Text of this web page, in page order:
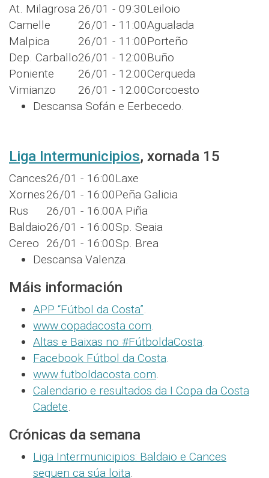
At. Milagrosa 26/01 - 09:30Leiloio
Camelle
26/01 - 11:00Agualada
Malpica
26/01 - 11:00Porteño
Dep. Carballo26/01 - 12:00Buño
Poniente
26/01 - 12:00Cerqueda
Vimianzo
26/01 - 12:00Corcoesto
Descansa Sofán e Eerbecedo.
Liga Intermunicipios, xornada 15
Cances26/01 - 16:00Laxe
Xornes26/01 - 16:00Peña Galicia
Rus
26/01 - 16:00A Piña
Baldaio26/01 - 16:00Sp. Seaia
Cereo
26/01 - 16:00Sp. Brea
Descansa Valenza.
Máis información
APP “Fútbol da Costa”.
www.copadacosta.com.
Altas e Baixas no #FútboldaCosta.
Facebook Fútbol da Costa.
www.futboldacosta.com.
Calendario e resultados da I Copa da Costa
Cadete.
Crónicas da semana
Liga Intermunicipios: Baldaio e Cances
seguen ca súa loita.